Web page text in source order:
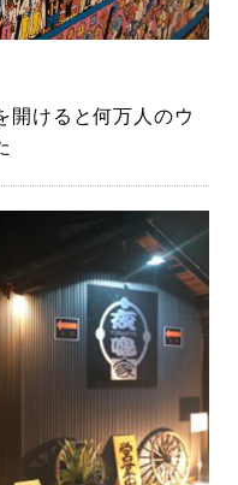
開けると何万人のウ